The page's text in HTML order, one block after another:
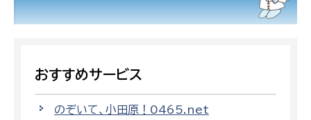
おすすめサービス
のぞいて、小田原！0465.net